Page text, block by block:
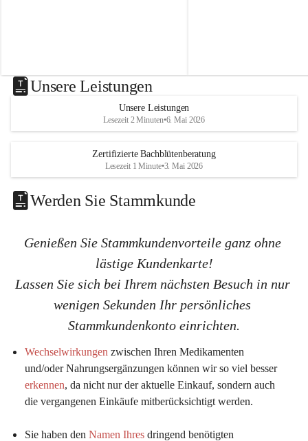
n
a
G
n
K
G
31.7.2026
Unsere Leistungen
Unsere Leistungen
Lesezeit 2 Minuten•6. Mai 2026
Zertifizierte Bachblütenberatung
Lesezeit 1 Minute•3. Mai 2026
Werden Sie Stammkunde
Genießen Sie Stammkundenvorteile ganz ohne
lästige Kundenkarte!
Lassen Sie sich bei Ihrem nächsten Besuch in nur
wenigen Sekunden Ihr persönliches
Stammkundenkonto einrichten.
Wechselwirkungen zwischen Ihren Medikamenten
und/oder Nahrungsergänzungen können wir so viel besser
erkennen, da nicht nur der aktuelle Einkauf, sondern auch
die vergangenen Einkäufe mitberücksichtigt werden.
Sie haben den Namen Ihres dringend benötigten